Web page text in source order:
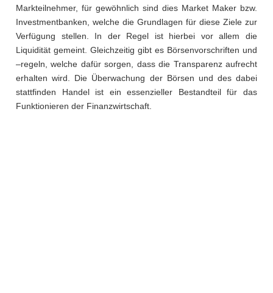
Markteilnehmer, für gewöhnlich sind dies Market Maker bzw.
Investmentbanken, welche die Grundlagen für diese Ziele zur
Verfügung stellen. In der Regel ist hierbei vor allem die
Liquidität gemeint. Gleichzeitig gibt es Börsenvorschriften und
–regeln, welche dafür sorgen, dass die Transparenz aufrecht
erhalten wird. Die Überwachung der Börsen und des dabei
stattfinden Handel ist ein essenzieller Bestandteil für das
Funktionieren der Finanzwirtschaft.